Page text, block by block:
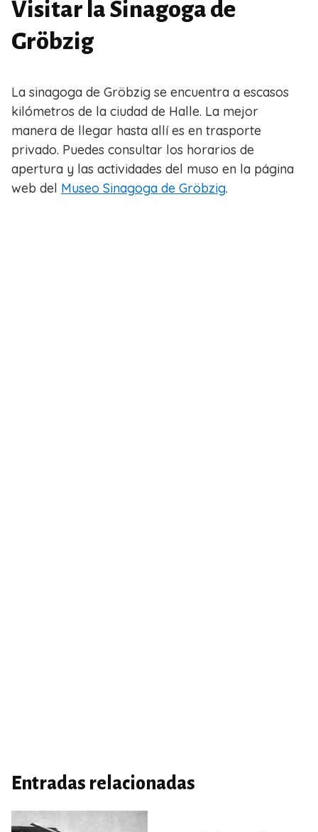
Visitar la Sinagoga de
Gröbzig
La sinagoga de Gröbzig se encuentra a escasos
kilómetros de la ciudad de Halle. La mejor
manera de llegar hasta allí es en trasporte
privado. Puedes consultar los horarios de
apertura y las actividades del muso en la página
web del Museo Sinagoga de Gröbzig.
Entradas relacionadas